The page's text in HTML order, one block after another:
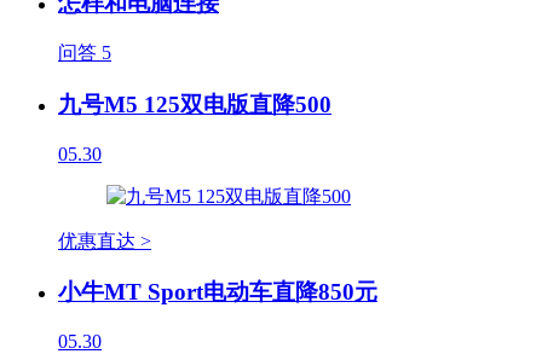
问答 5
九号M5 125双电版直降500
05.30
优惠直达 >
小牛MT Sport电动车直降850元
05.30